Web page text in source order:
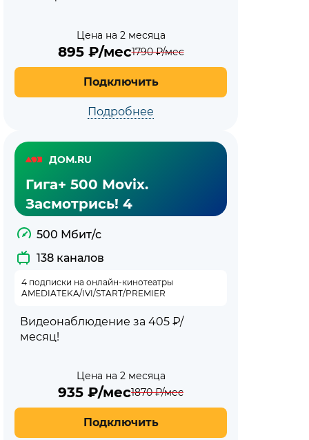
Цена на 2 месяца
895₽/мес1790₽/мес
Подключить
Подробнее
ДОМ.RU
Гига+ 500 Movix.
Засмотрись! 4
500 Мбит/с
138 каналов
4 подписки на онлайн-кинотеатры
AMEDIATEKA/IVI/START/PREMIER
Видеонаблюдение за 405 ₽/
месяц!
Цена на 2 месяца
935 ₽/мес1870₽/мес
Подключить